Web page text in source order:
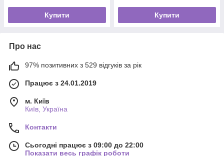
Купити Купити
Про нас
97% позитивних з 529 відгуків за рік
Працює з 24.01.2019
м. Київ
Київ, Україна
Контакти
Сьогодні працює з 09:00 до 22:00
Показати весь графік роботи